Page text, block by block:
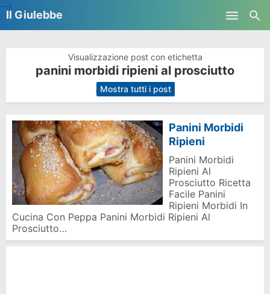
Il Giulebbe
Visualizzazione post con etichetta
panini morbidi ripieni al prosciutto
. Mostra tutti i post
Panini Morbidi
Ripieni
Panini Morbidi
Ripieni Al
Prosciutto Ricetta
Facile Panini
Ripieni Morbidi In
Cucina Con Peppa Panini Morbidi Ripieni Al
Prosciutto…